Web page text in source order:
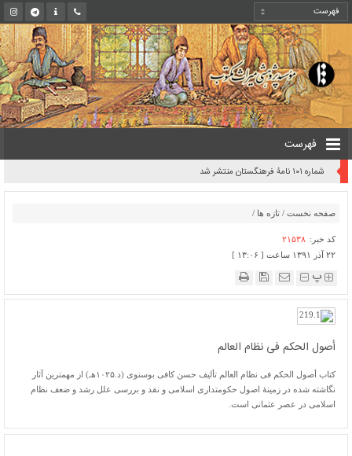
فهرست
شماره ۱۰۱ نامۀ فرهنگستان منتشر شد
صفحه نخست / تازه ها /
کد خبر: ۲۱۵۳۸
۲۲ آذر ۱۳۹۱ ساعت [ ۱۳:۰۶ ]
پ
أصول الحکم فی نظام العالم
کتاب أصول الحکم فی نظام العالم تألیف حسن کافی بوسنوی (د.۱۰۲۵هـ) از مهمترین آثار
نگاشته شده در زمینۀ اصول حکومتداری اسلامی و نقد و بررسی علل رشد و ضعف نظام
اسلامی در عصر عثمانی است.